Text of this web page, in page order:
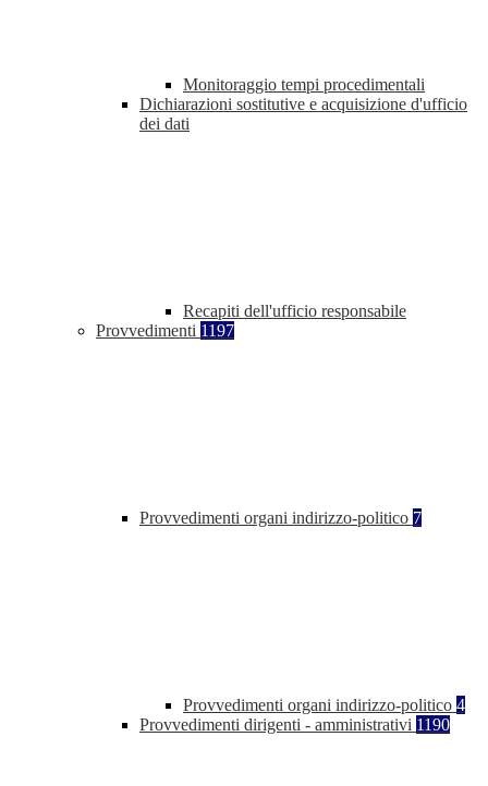
Monitoraggio tempi procedimentali
Dichiarazioni sostitutive e acquisizione d'ufficio
dei dati
Recapiti dell'ufficio responsabile
Provvedimenti 1197
Provvedimenti organi indirizzo-politico 7
Provvedimenti organi indirizzo-politico 4
Provvedimenti dirigenti - amministrativi 1190